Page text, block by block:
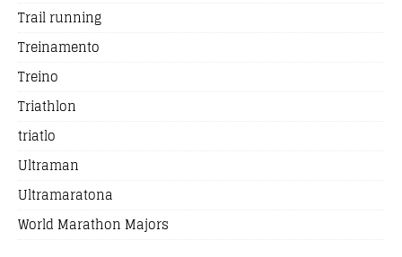
Trail running
Treinamento
Treino
Triathlon
triatlo
Ultraman
Ultramaratona
World Marathon Majors